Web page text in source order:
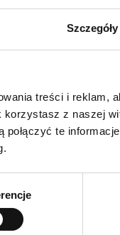
Szczegóły
treści i reklam,
z naszej
te
być
.
efekty.
i zastanowić się,czy
ML. Nawet
o wysokiej
sztuczną
wdrożeń,